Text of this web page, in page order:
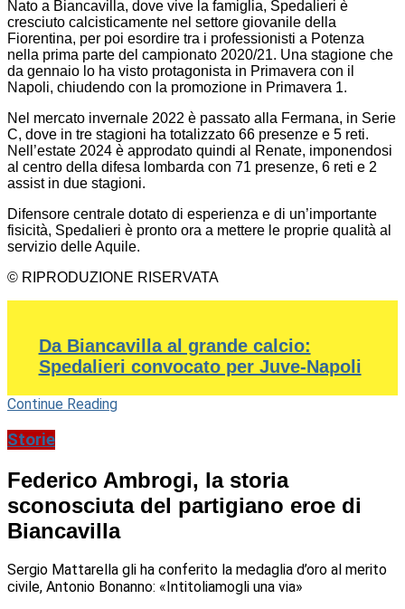
Nato a Biancavilla, dove vive la famiglia, Spedalieri è
cresciuto calcisticamente nel settore giovanile della
Fiorentina, per poi esordire tra i professionisti a Potenza
nella prima parte del campionato 2020/21. Una stagione che
da gennaio lo ha visto protagonista in Primavera con il
Napoli, chiudendo con la promozione in Primavera 1.
Nel mercato invernale 2022 è passato alla Fermana, in Serie
C, dove in tre stagioni ha totalizzato 66 presenze e 5 reti.
Nell’estate 2024 è approdato quindi al Renate, imponendosi
al centro della difesa lombarda con 71 presenze, 6 reti e 2
assist in due stagioni.
Difensore centrale dotato di esperienza e di un’importante
fisicità, Spedalieri è pronto ora a mettere le proprie qualità al
servizio delle Aquile.
© RIPRODUZIONE RISERVATA
Da Biancavilla al grande calcio:
Spedalieri convocato per Juve-Napoli
Continue Reading
Storie
Federico Ambrogi, la storia
sconosciuta del partigiano eroe di
Biancavilla
Sergio Mattarella gli ha conferito la medaglia d’oro al merito
civile, Antonio Bonanno: «Intitoliamogli una via»